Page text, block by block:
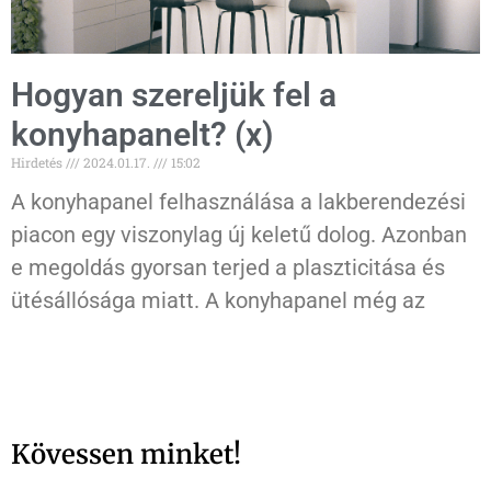
Hogyan szereljük fel a
konyhapanelt? (x)
Hirdetés 2024.01.17. 15:02
A konyhapanel felhasználása a lakberendezési
piacon egy viszonylag új keletű dolog. Azonban
e megoldás gyorsan terjed a plaszticitása és
ütésállósága miatt. A konyhapanel még az
Kövessen minket!